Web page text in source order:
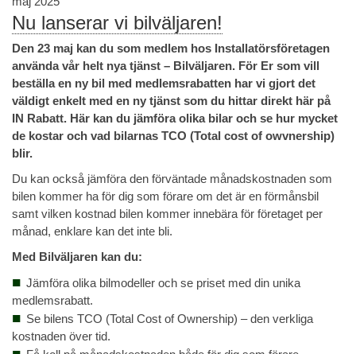
Nu lanserar vi bilväljaren!
Den 23 maj kan du som medlem hos Installatörsföretagen
använda vår helt nya tjänst – Bilväljaren. För Er som vill
beställa en ny bil med medlemsrabatten har vi gjort det
väldigt enkelt med en ny tjänst som du hittar direkt här på
IN Rabatt. Här kan du jämföra olika bilar och se hur mycket
de kostar och vad bilarnas TCO (Total cost of owvnership)
blir.
Du kan också jämföra den förväntade månadskostnaden som
bilen kommer ha för dig som förare om det är en förmånsbil
samt vilken kostnad bilen kommer innebära för företaget per
månad, enklare kan det inte bli.
Med Bilväljaren kan du:
Jämföra olika bilmodeller och se priset med din unika
medlemsrabatt.
Se bilens TCO (Total Cost of Ownership) – den verkliga
kostnaden över tid.